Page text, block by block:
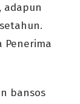
adapun
Penerima
bansos